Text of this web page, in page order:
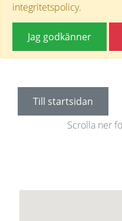
integritetspolicy.
Jag godkänner
Till startsidan
Scrolla ner